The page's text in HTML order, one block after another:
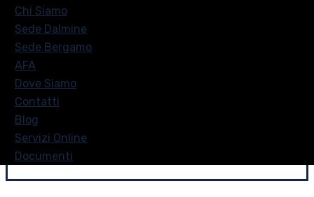
Chi Siamo
Sede Dalmine
Sede Bergamo
AFA
Dove Siamo
Contatti
Blog
Servizi Online
Documenti